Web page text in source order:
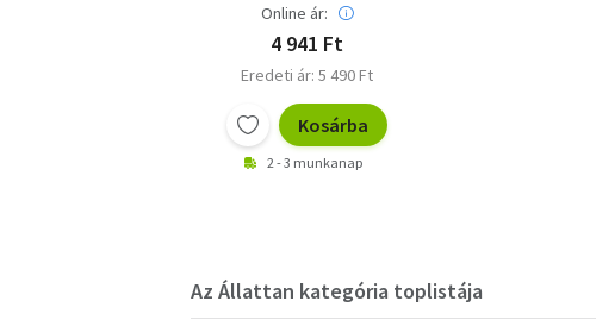
Online ár:
4 941 Ft
Eredeti ár: 5 490 Ft
Kosárba
2 - 3 munkanap
Az Állattan kategória toplistája